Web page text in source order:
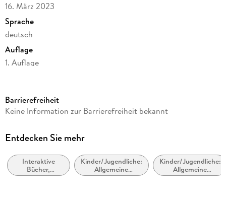
16. März 2023
Sprache
deutsch
Auflage
1. Auflage
Altersempfehlung
Reihe
Autor/Autorin
Kirsteen Robson
Barrierefreiheit
Keine Information zur Barrierefreiheit bekannt
Entdecken Sie mehr
Interaktive
Bücher,
Mitmachbücher,
Kinder/Jugendliche:
Allgemeine
Interessen: Rätsel-
Kinder/Jugendliche:
Allgemeine
Interessen: